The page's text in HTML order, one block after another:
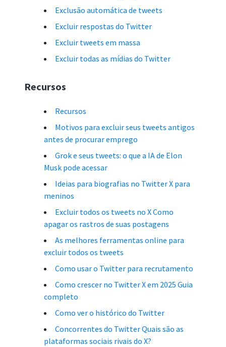
Exclusão automática de tweets
Excluir respostas do Twitter
Excluir tweets em massa
Excluir todas as mídias do Twitter
Recursos
Recursos
Motivos para excluir seus tweets antigos
antes de procurar emprego
Grok e seus tweets: o que a IA de Elon
Musk pode acessar
Ideias para biografias no Twitter X para
meninos
Excluir todos os tweets no X Como
apagar os rastros de suas postagens
As melhores ferramentas online para
excluir todos os tweets
Como usar o Twitter para recrutamento
Como crescer no Twitter X em 2025 Guia
completo
Como ver o histórico do Twitter
Concorrentes do Twitter Quais são as
plataformas sociais rivais do X?